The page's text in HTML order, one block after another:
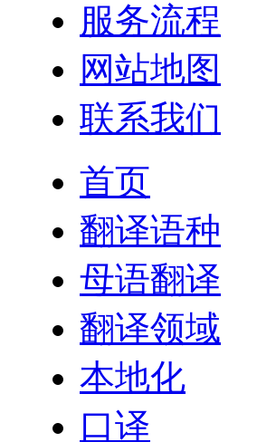
服务流程
网站地图
联系我们
首页
翻译语种
母语翻译
翻译领域
本地化
口译